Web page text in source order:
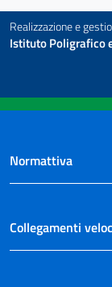
Realizzazione e
Istituto Poligrafico
Normattiva
Collegamenti